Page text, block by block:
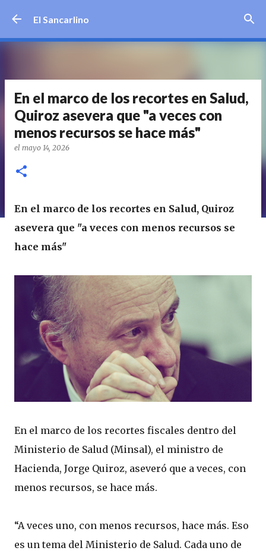
El Sancarlino
En el marco de los recortes en Salud,
Quiroz asevera que "a veces con
menos recursos se hace más"
el mayo 14, 2026
En el marco de los recortes en Salud, Quiroz
asevera que "a veces con menos recursos se
hace más"
En el marco de los recortes fiscales dentro del
Ministerio de Salud (Minsal), el ministro de
Hacienda, Jorge Quiroz, aseveró que a veces, con
menos recursos, se hace más.
“A veces uno, con menos recursos, hace más. Eso
es un tema del Ministerio de Salud. Cada uno de